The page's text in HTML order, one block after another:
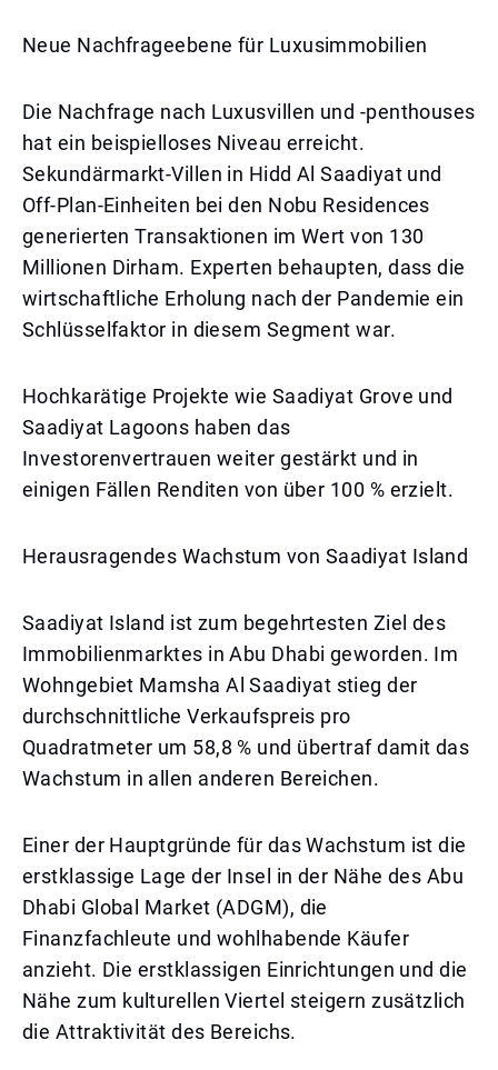
Neue Nachfrageebene für Luxusimmobilien
Die Nachfrage nach Luxusvillen und -penthouses
hat ein beispielloses Niveau erreicht.
Sekundärmarkt-Villen in Hidd Al Saadiyat und
Off-Plan-Einheiten bei den Nobu Residences
generierten Transaktionen im Wert von 130
Millionen Dirham. Experten behaupten, dass die
wirtschaftliche Erholung nach der Pandemie ein
Schlüsselfaktor in diesem Segment war.
Hochkarätige Projekte wie Saadiyat Grove und
Saadiyat Lagoons haben das
Investorenvertrauen weiter gestärkt und in
einigen Fällen Renditen von über 100 % erzielt.
Herausragendes Wachstum von Saadiyat Island
Saadiyat Island ist zum begehrtesten Ziel des
Immobilienmarktes in Abu Dhabi geworden. Im
Wohngebiet Mamsha Al Saadiyat stieg der
durchschnittliche Verkaufspreis pro
Quadratmeter um 58,8 % und übertraf damit das
Wachstum in allen anderen Bereichen.
Einer der Hauptgründe für das Wachstum ist die
erstklassige Lage der Insel in der Nähe des Abu
Dhabi Global Market (ADGM), die
Finanzfachleute und wohlhabende Käufer
anzieht. Die erstklassigen Einrichtungen und die
Nähe zum kulturellen Viertel steigern zusätzlich
die Attraktivität des Bereichs.